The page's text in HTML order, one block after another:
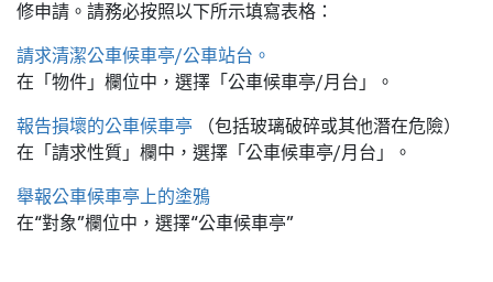
修申請。請務必按照以下所示填寫表格：
請求清潔公車候車亭/公車站台。
在「物件」欄位中，選擇「公車候車亭/月台」。
報告損壞的公車候車亭 （包括玻璃破碎或其他潛在危險）
在「請求性質」欄中，選擇「公車候車亭/月台」。
舉報公車候車亭上的塗鴉
在“對象”欄位中，選擇“公車候車亭”